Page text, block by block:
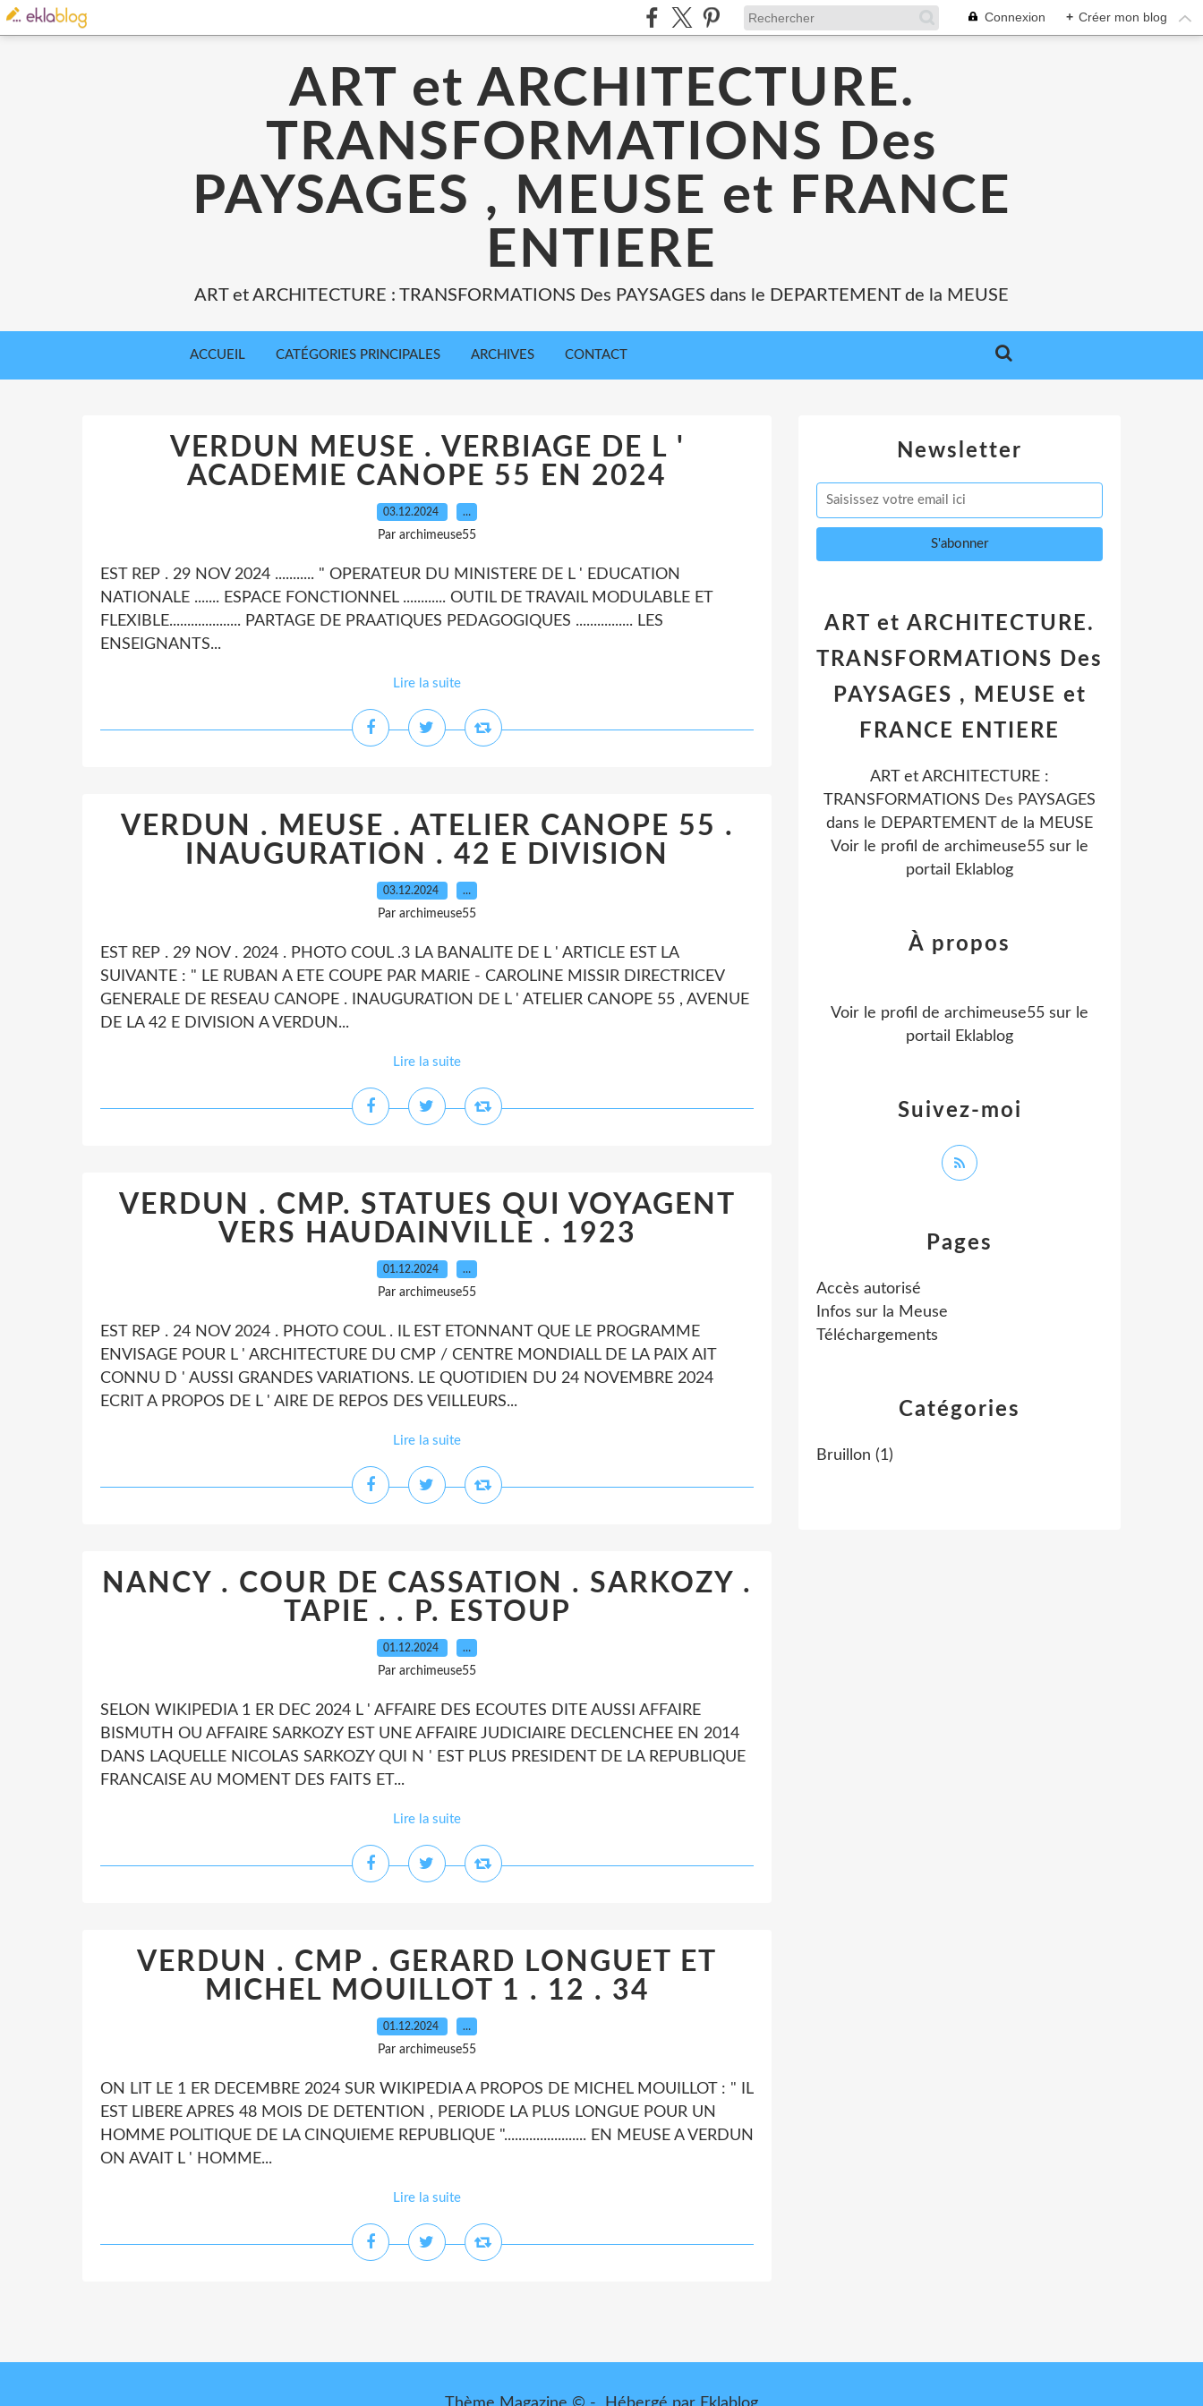
Connexion + Créer mon blog
ART et ARCHITECTURE.
TRANSFORMATIONS Des
PAYSAGES , MEUSE et FRANCE
ENTIERE
ART et ARCHITECTURE : TRANSFORMATIONS Des PAYSAGES dans le DEPARTEMENT de la MEUSE
ACCUEIL CATÉGORIES PRINCIPALES ARCHIVES CONTACT
VERDUN MEUSE . VERBIAGE DE L '
ACADEMIE CANOPE 55 EN 2024
03.12.2024 …
Par archimeuse55
EST REP . 29 NOV 2024 ........... " OPERATEUR DU MINISTERE DE L ' EDUCATION
NATIONALE ....... ESPACE FONCTIONNEL ............ OUTIL DE TRAVAIL MODULABLE ET
FLEXIBLE.................... PARTAGE DE PRAATIQUES PEDAGOGIQUES ................ LES
ENSEIGNANTS...
Lire la suite
VERDUN . MEUSE . ATELIER CANOPE 55 .
INAUGURATION . 42 E DIVISION
03.12.2024 …
Par archimeuse55
EST REP . 29 NOV . 2024 . PHOTO COUL .3 LA BANALITE DE L ' ARTICLE EST LA
SUIVANTE : " LE RUBAN A ETE COUPE PAR MARIE - CAROLINE MISSIR DIRECTRICEV
GENERALE DE RESEAU CANOPE . INAUGURATION DE L ' ATELIER CANOPE 55 , AVENUE
DE LA 42 E DIVISION A VERDUN...
Lire la suite
VERDUN . CMP. STATUES QUI VOYAGENT
VERS HAUDAINVILLE . 1923
01.12.2024 …
Par archimeuse55
EST REP . 24 NOV 2024 . PHOTO COUL . IL EST ETONNANT QUE LE PROGRAMME
ENVISAGE POUR L ' ARCHITECTURE DU CMP / CENTRE MONDIALL DE LA PAIX AIT
CONNU D ' AUSSI GRANDES VARIATIONS. LE QUOTIDIEN DU 24 NOVEMBRE 2024
ECRIT A PROPOS DE L ' AIRE DE REPOS DES VEILLEURS...
Lire la suite
NANCY . COUR DE CASSATION . SARKOZY .
TAPIE . . P. ESTOUP
01.12.2024 …
Par archimeuse55
SELON WIKIPEDIA 1 ER DEC 2024 L ' AFFAIRE DES ECOUTES DITE AUSSI AFFAIRE
BISMUTH OU AFFAIRE SARKOZY EST UNE AFFAIRE JUDICIAIRE DECLENCHEE EN 2014
DANS LAQUELLE NICOLAS SARKOZY QUI N ' EST PLUS PRESIDENT DE LA REPUBLIQUE
FRANCAISE AU MOMENT DES FAITS ET...
Lire la suite
VERDUN . CMP . GERARD LONGUET ET
MICHEL MOUILLOT 1 . 12 . 34
01.12.2024 …
Par archimeuse55
ON LIT LE 1 ER DECEMBRE 2024 SUR WIKIPEDIA A PROPOS DE MICHEL MOUILLOT : " IL
EST LIBERE APRES 48 MOIS DE DETENTION , PERIODE LA PLUS LONGUE POUR UN
HOMME POLITIQUE DE LA CINQUIEME REPUBLIQUE "....................... EN MEUSE A VERDUN
ON AVAIT L ' HOMME...
Lire la suite
Newsletter
Catégories
Bruillon (1)
Pages
Accès autorisé
Infos sur la Meuse
Téléchargements
ART et ARCHITECTURE.
TRANSFORMATIONS Des
PAYSAGES , MEUSE et
FRANCE ENTIERE
ART et ARCHITECTURE :
TRANSFORMATIONS Des PAYSAGES
dans le DEPARTEMENT de la MEUSE
Voir le profil de archimeuse55 sur le
portail Eklablog
Suivez-moi
À propos
Voir le profil de archimeuse55 sur le
portail Eklablog